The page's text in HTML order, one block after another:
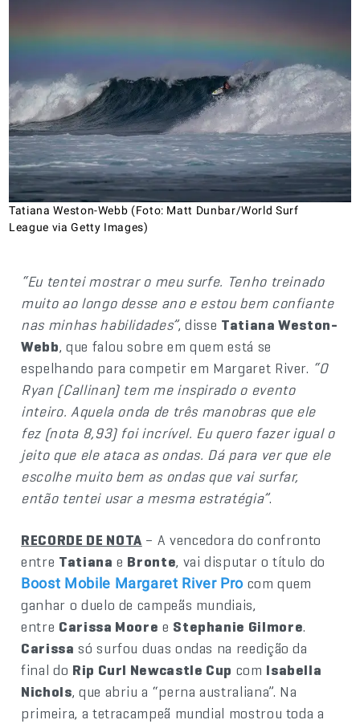
Tatiana Weston-Webb (Foto: Matt Dunbar/World Surf
League via Getty Images)
“Eu tentei mostrar o meu surfe. Tenho treinado
muito ao longo desse ano e estou bem confiante
nas minhas habilidades”, disse Tatiana Weston-
Webb, que falou sobre em quem está se
espelhando para competir em Margaret River. “O
Ryan (Callinan) tem me inspirado o evento
inteiro. Aquela onda de três manobras que ele
fez (nota 8,93) foi incrível. Eu quero fazer igual o
jeito que ele ataca as ondas. Dá para ver que ele
escolhe muito bem as ondas que vai surfar,
então tentei usar a mesma estratégia”.
RECORDE DE NOTA – A vencedora do confronto
entre Tatiana e Bronte, vai disputar o título do
Boost Mobile Margaret River Pro com quem
ganhar o duelo de campeãs mundiais,
entre Carissa Moore e Stephanie Gilmore.
Carissa só surfou duas ondas na reedição da
final do Rip Curl Newcastle Cup com Isabella
Nichols, que abriu a “perna australiana”. Na
primeira, a tetracampeã mundial mostrou toda a